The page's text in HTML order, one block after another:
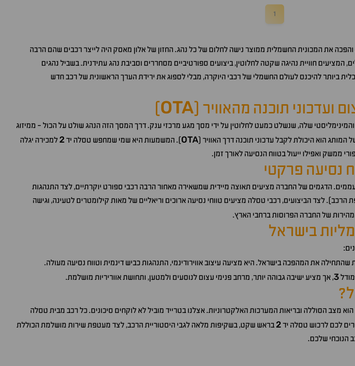
1
את המכונית החשמלית ממוצר נישה לחלום של כל נהג. החזון של אלון מאסק היה לייצר רכבים שהם הרבה
חוויית נהיגה שקטה לחלוטין, ביצועים ספורטיביים מסחררים וסביבת נהג עתידנית. בשביל נהגים
ביותר להיכנס לעולם החשמלי של רכבי היוקרה, מבלי לספוג את ירידת הערך הראשונית של רכב חדש
ועדכוני תוכנה מהאוויר (OTA
שלה, שנשלט כמעט לחלוטין על ידי מסך מגע מרכזי ענק. דרך המסך הזה הנהג שולט על הכול - ממיזוג
המותג הוא היכולת לקבל עדכוני תוכנה דרך האוויר (OTA ). המשמעות היא שמי שמחפש טסלה יד2 למכירה יגלה
ממשק ואפילו ייעול בטווח הנסיעה לאורך זמן.
נסיעה פרקטי
הדגמים של החברה מציעים תאוצה מיידית שמשאירה מאחור הרבה רכבי ספורט יוקרתיים, לצד התנהגות
לצד הביצועים, רכבי טסלה מציעים טווחי נסיעה ארוכים וריאליים של מאות קילומטרים לטעינה, וגישה
של החברה הפרוסות ברחבי הארץ.
בישראל
את המהפכה בישראל. היא מציעה עיצוב אווירודינמי, התנהגות כביש דינמית וטווח נסיעה מעולה.
3, אך מציע ישיבה גבוהה יותר, מרחב פנימי עצום לנוסעים ולמטען, ותחושת אווריריות מושלמת.
מצב הסוללה ובריאות המערכות האלקטרוניות. אצלנו בטרייד מוביל לא לוקחים סיכונים. כל רכב מבית טסלה
לכם לרכוש טסלה יד2 בראש שקט, בשקיפות מלאה לגבי היסטוריית הרכב, לצד מעטפת שירות מושלמת הכוללת
הנוכחי שלכם.